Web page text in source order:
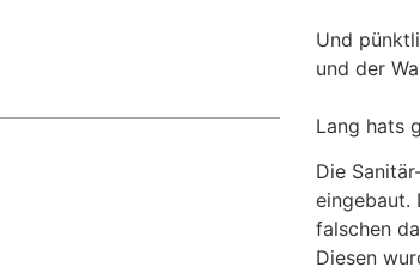
Und
und der
Lang hats
Die
eingebaut.
falschen
Diesen